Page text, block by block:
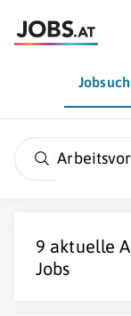
9 aktuelle
Jobs